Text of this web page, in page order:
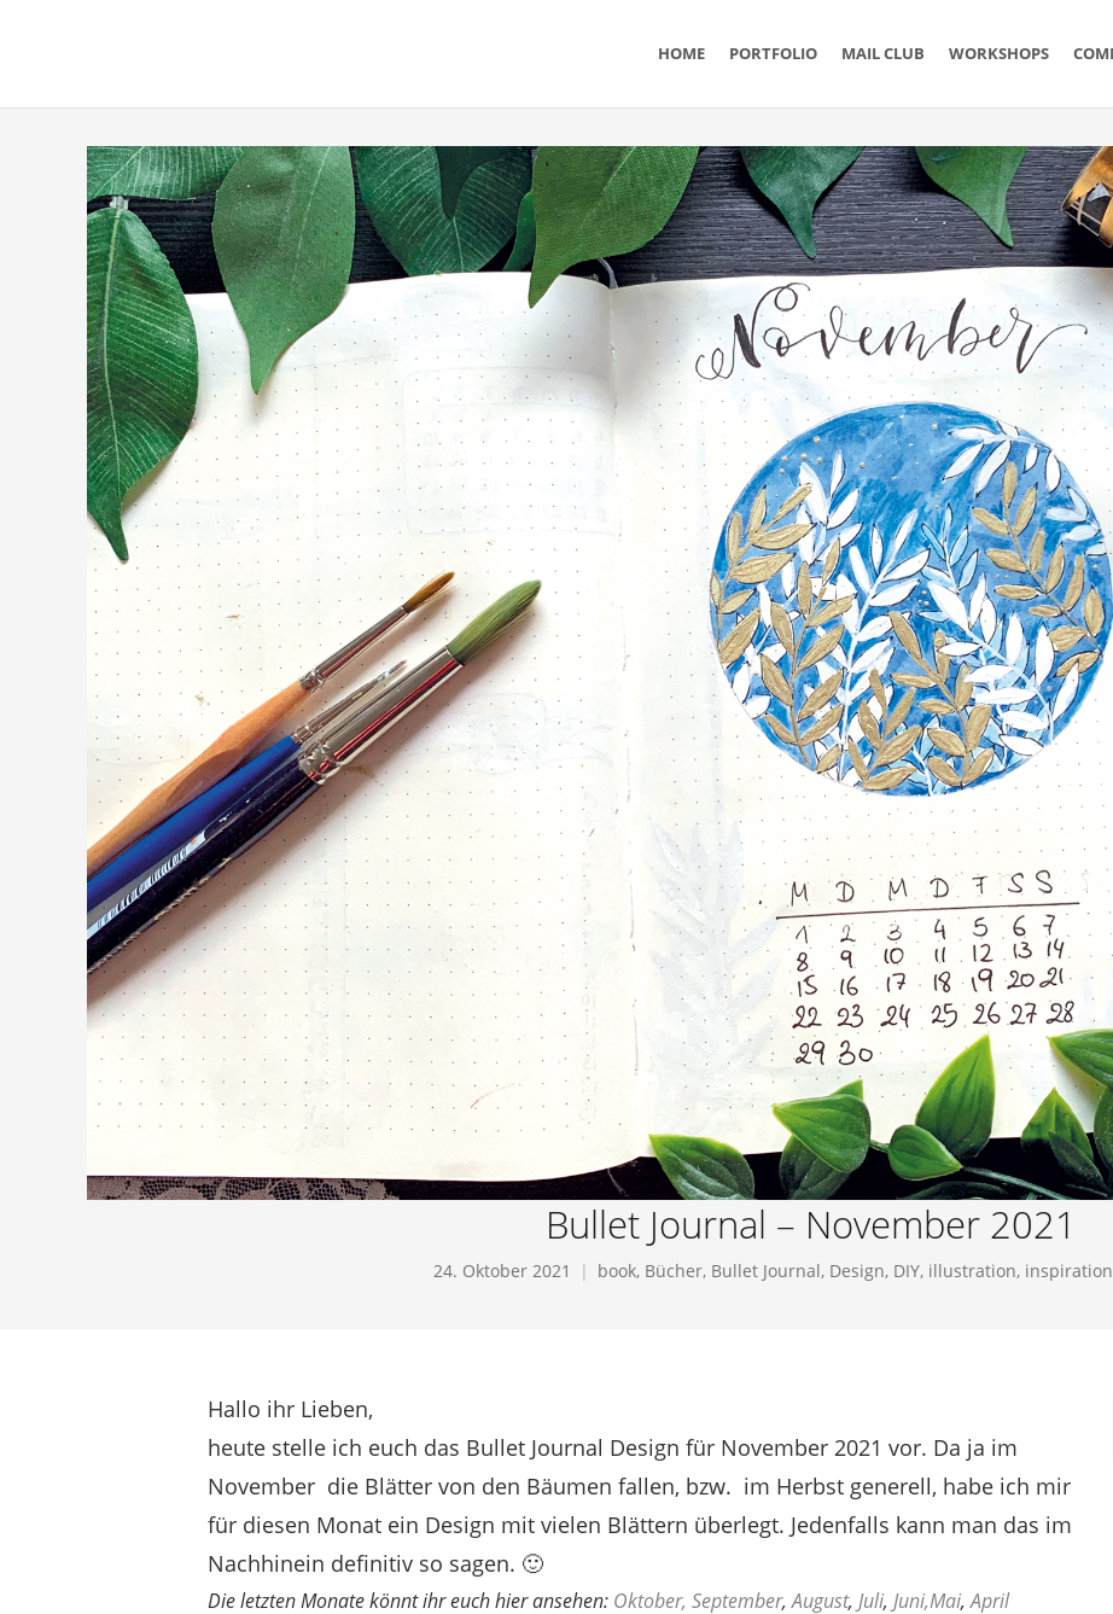
HOME PORTFOLIO MAIL CLUB WORKSHOPS
Bullet Journal – November 2021
24. Oktober 2021 book, Bücher, Bullet Journal, Design, DIY, illustration, inspiration
Hallo ihr Lieben,
heute stelle ich euch das Bullet Journal Design für November 2021 vor. Da ja im
November die Blätter von den Bäumen fallen, bzw. im Herbst generell, habe ich mir
für diesen Monat ein Design mit vielen Blättern überlegt. Jedenfalls kann man das im
Nachhinein definitiv so sagen. 🙂
Die letzten Monate könnt ihr euch hier ansehen: Oktober, September,August, Juli, Juni,Mai,April